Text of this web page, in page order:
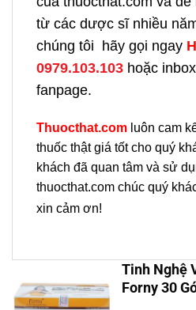
từ các dược sĩ nhiều
chúng tôi hãy gọi ngay H
0979.103.103 hoặc
fanpage.
Thuocthat.com luôn cam
thuốc thật giá tốt cho quý
khách đã quan tâm và sử
thuocthat.com chúc quý
xin cảm ơn!
Tinh Nghệ
Forny 30